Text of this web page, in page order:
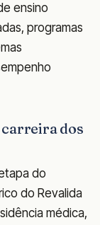
ensino
programas
carreira dos
do
do Revalida
médica,